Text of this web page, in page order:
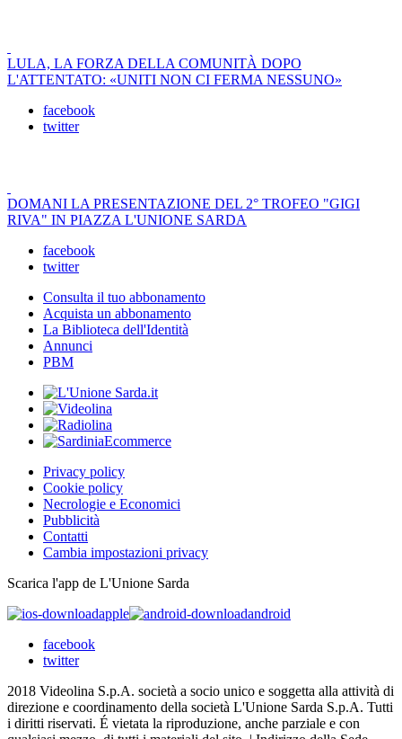
LULA, LA FORZA DELLA COMUNITÀ DOPO
L'ATTENTATO: «UNITI NON CI FERMA NESSUNO»
facebook
twitter
DOMANI LA PRESENTAZIONE DEL 2° TROFEO "GIGI
RIVA" IN PIAZZA L'UNIONE SARDA
facebook
twitter
Consulta il tuo abbonamento
Acquista un abbonamento
La Biblioteca dell'Identità
Annunci
PBM
Privacy policy
Cookie policy
Necrologie e Economici
Pubblicità
Contatti
Cambia impostazioni privacy
Scarica l'app de L'Unione Sarda
apple
android
facebook
twitter
2018 Videolina S.p.A. società a socio unico e soggetta alla attività di
direzione e coordinamento della società L'Unione Sarda S.p.A. Tutti
i diritti riservati. É vietata la riproduzione, anche parziale e con